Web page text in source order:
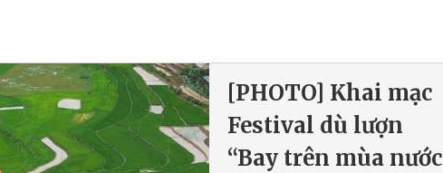
[PHOTO] Khai mạc
Festival dù lượn
“Bay trên mùa nước